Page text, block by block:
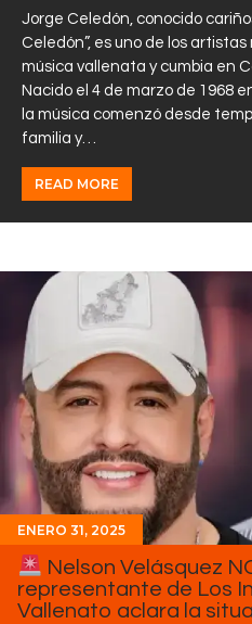
Jorge Celedón, conocido
Celedón”, es uno de los
música vallenata y cumbia en
Nacido el 4 de marzo de 1968
la música comenzó desde
familia y…
READ MORE
ENERO 31, 2025
Nelson Velásquez
representante de Los
Vallenato aclara la